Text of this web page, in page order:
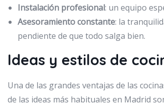
Instalación profesional: un equipo
Asesoramiento constante: la
pendiente de que todo salga bien.
Ideas y estilos de
Una de las grandes ventajas de las
de las ideas más habituales en Madrid